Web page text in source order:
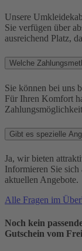
Unsere
Sie verfügen über
ausreichend Platz,
Welche
Sie können bei uns
Für Ihren Komfort
Gibt es spezielle
Ja, wir bieten
Informieren Sie sich
aktuellen Angebote.
Alle Fragen im
Noch kein
Gutschein vom